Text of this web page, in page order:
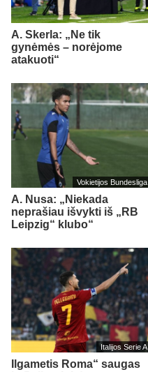
A. Skerla: „Ne tik
gynėmės – norėjome
atakuoti“
Vokietijos Bundesliga
A. Nusa: „Niekada
neprašiau išvykti iš „RB
Leipzig“ klubo“
Italijos Serie A
Ilgametis Roma“ saugas